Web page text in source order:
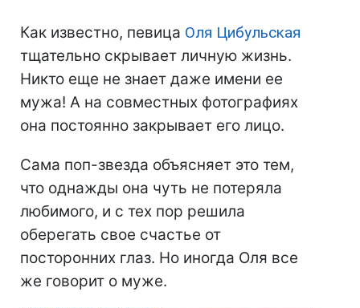
Как известно, певица Оля Цибульская
тщательно скрывает личную жизнь.
Никто еще не знает даже имени ее
мужа! А на совместных фотографиях
она постоянно закрывает его лицо.
Сама поп-звезда объясняет это тем,
что однажды она чуть не потеряла
любимого, и с тех пор решила
оберегать свое счастье от
посторонних глаз. Но иногда Оля все
же говорит о муже.